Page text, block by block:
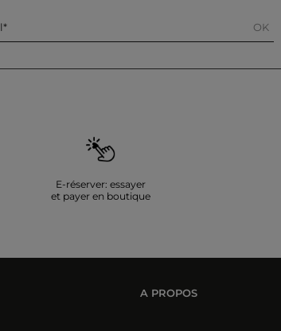
OK
E-réserver: essayer
et payer en boutique
A PROPOS